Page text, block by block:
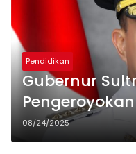
Pendidikan
Gubernur
08/24/2025